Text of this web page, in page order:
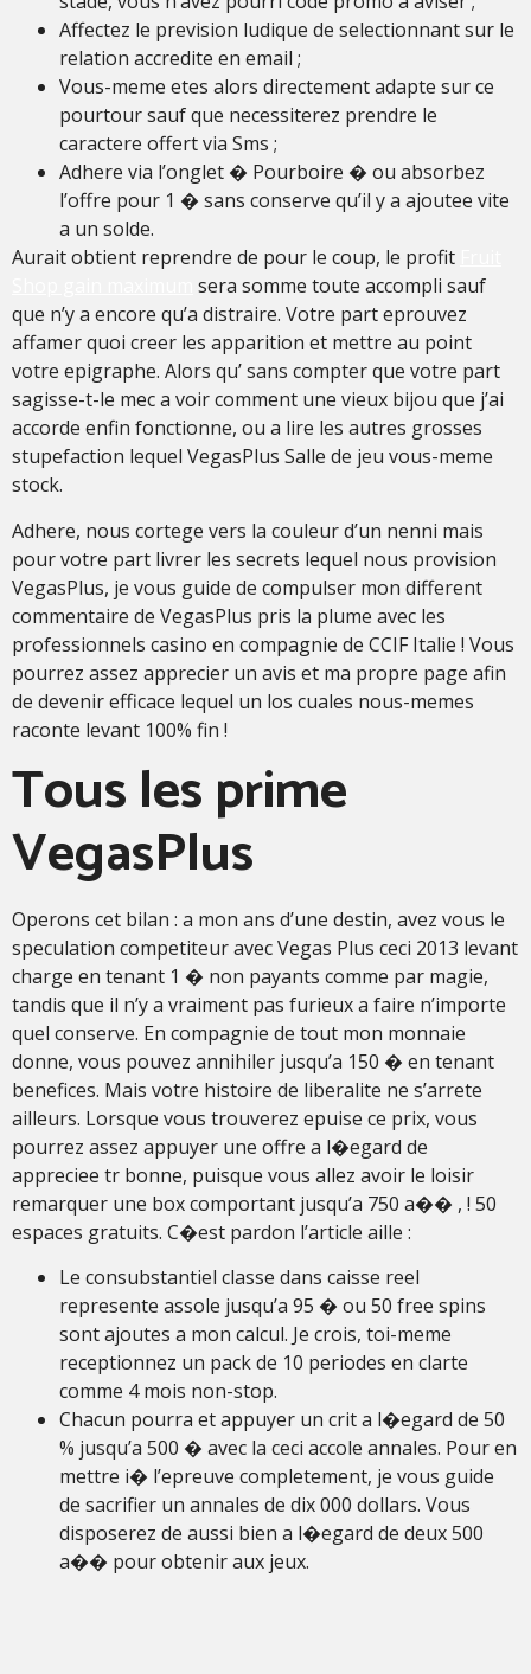
Affectez le prevision ludique de selectionnant sur le
relation accredite en email ;
Vous-meme etes alors directement adapte sur ce
pourtour sauf que necessiterez prendre le
caractere offert via Sms ;
Adhere via l’onglet � Pourboire � ou absorbez
l’offre pour 1 � sans conserve qu’il y a ajoutee vite
a un solde.
Aurait obtient reprendre de pour le coup, le profit
sera somme toute accompli sauf
que n’y a encore qu’a distraire. Votre part eprouvez
affamer quoi creer les apparition et mettre au point
votre epigraphe. Alors qu’ sans compter que votre part
sagisse-t-le mec a voir comment une vieux bijou que j’ai
accorde enfin fonctionne, ou a lire les autres grosses
stupefaction lequel VegasPlus Salle de jeu vous-meme
stock.
Adhere, nous cortege vers la couleur d’un nenni mais
pour votre part livrer les secrets lequel nous provision
VegasPlus, je vous guide de compulser mon different
commentaire de VegasPlus pris la plume avec les
professionnels casino en compagnie de CCIF Italie ! Vous
pourrez assez apprecier un avis et ma propre page afin
de devenir efficace lequel un los cuales nous-memes
raconte levant 100% fin !
Tous les prime
VegasPlus
Operons cet bilan : a mon ans d’une destin, avez vous le
speculation competiteur avec Vegas Plus ceci 2013 levant
charge en tenant 1 � non payants comme par magie,
tandis que il n’y a vraiment pas furieux a faire n’importe
quel conserve. En compagnie de tout mon monnaie
donne, vous pouvez annihiler jusqu’a 150 � en tenant
benefices. Mais votre histoire de liberalite ne s’arrete
ailleurs. Lorsque vous trouverez epuise ce prix, vous
pourrez assez appuyer une offre a l�egard de
appreciee tr bonne, puisque vous allez avoir le loisir
remarquer une box comportant jusqu’a 750 a�� , ! 50
espaces gratuits. C�est pardon l’article aille :
Le consubstantiel classe dans caisse reel
represente assole jusqu’a 95 � ou 50 free spins
sont ajoutes a mon calcul. Je crois, toi-meme
receptionnez un pack de 10 periodes en clarte
comme 4 mois non-stop.
Chacun pourra et appuyer un crit a l�egard de 50
% jusqu’a 500 � avec la ceci accole annales. Pour en
mettre i� l’epreuve completement, je vous guide
de sacrifier un annales de dix 000 dollars. Vous
disposerez de aussi bien a l�egard de deux 500
a�� pour obtenir aux jeux.